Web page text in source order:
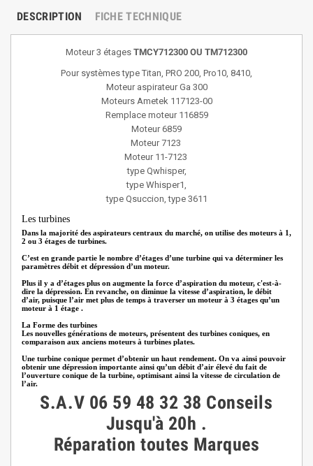
DESCRIPTION FICHE TECHNIQUE
Moteur 3 étages TMCY712300 OU TM712300
Pour systèmes type Titan, PRO 200, Pro10, 8410,
Moteur aspirateur Ga 300
Moteurs Ametek 117123-00
Remplace moteur 116859
Moteur 6859
Moteur 7123
Moteur 11-7123
type Qwhisper,
type Whisper1,
type Qsuccion,type 3611
Les turbines
Dans la majorité des aspirateurs centraux du marché, on utilise des moteurs à 1,
2 ou 3 étages de turbines.
C’est en grande partie le nombre d’étages d’une turbine qui va déterminer les
paramètres débit et dépression d’un moteur.
Plus il y a d’étages plus on augmente la force d’aspiration du moteur, c'est-à-
dire la dépression. En revanche, on diminue la vitesse d’aspiration, le débit
d’air, puisque l’air met plus de temps à traverser un moteur à 3 étages qu’un
moteur à 1 étage .
La Forme des turbines
Les nouvelles générations de moteurs, présentent des turbines coniques, en
comparaison aux anciens moteurs à turbines plates.
Une turbine conique permet d’obtenir un haut rendement. On va ainsi pouvoir
obtenir une dépression importante ainsi qu’un débit d’air élevé du fait de
l’ouverture conique de la turbine, optimisant ainsi la vitesse de circulation de
l’air.
S.A.V 06 59 48 32 38 Conseils
Jusqu'à 20h .
Réparation toutes Marques